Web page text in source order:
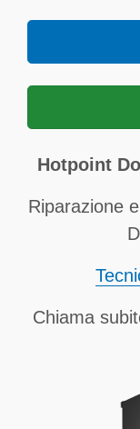
Hotpoint
Riparazione
Chiama